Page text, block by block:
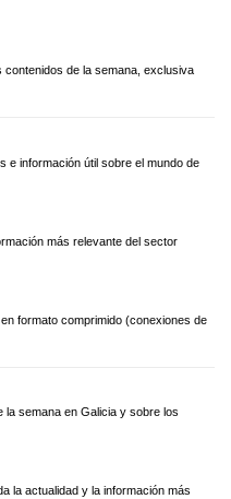
de la semana, exclusiva
e información útil sobre el mundo de
más relevante del sector
formato comprimido (conexiones de
la semana en Galicia y sobre los
la actualidad y la información más